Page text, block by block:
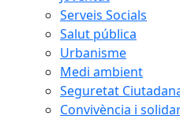
Serveis Socials
Salut pública
Urbanisme
Medi ambient
Seguretat
Convivència i